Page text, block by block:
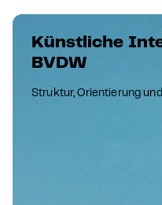
Künstliche
BVDW
Struktur, Orientierung